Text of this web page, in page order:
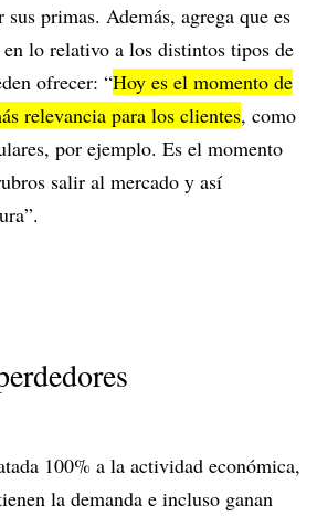
primas. Además, agrega que es
lo relativo a los distintos tipos de
ofrecer: “Hoy es el momento de
relevancia para los clientes, como
por ejemplo. Es el momento
salir al mercado y así
100% a la actividad económica,
la demanda e incluso ganan